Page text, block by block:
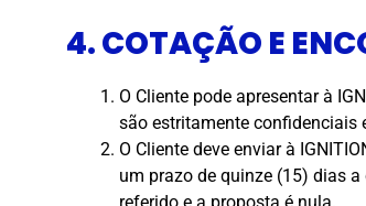
4. COTAÇÃO E
O Cliente pode apresentar à
são estritamente confidenciais
O Cliente deve enviar à
um prazo de quinze (15) dias
referido e a proposta é nula.